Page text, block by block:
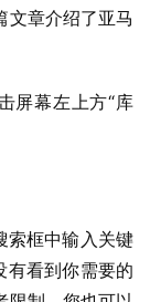
文章介绍了亚马
屏幕左上方“库
索框中输入关键
有看到你需要的